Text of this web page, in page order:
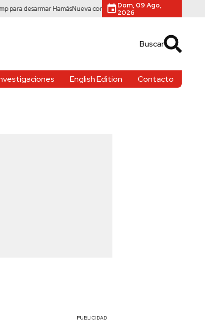
HamásNueva condena a Meta por daños a menores: deberá
Dom, 09 Ago,
2026
Buscar
English Edition Contacto
PUBLICIDAD